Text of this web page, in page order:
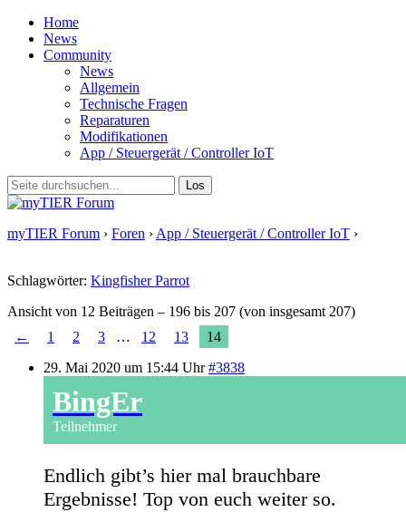
Home
News
Community
News
Allgemein
Technische Fragen
Reparaturen
Modifikationen
App / Steuergerät / Controller IoT
myTIER Forum › Foren › App / Steuergerät / Controller IoT ›
Schlagwörter: Kingfisher Parrot
Ansicht von 12 Beiträgen – 196 bis 207 (von insgesamt 207)
←
1 2 3 … 12 13
14
29. Mai 2020 um 15:44 Uhr #3838
BingEr
Teilnehmer
Endlich gibt’s hier mal brauchbare
Ergebnisse! Top von euch weiter so.